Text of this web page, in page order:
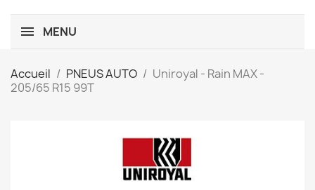
MENU
Accueil PNEUS AUTO
Uniroyal - Rain MAX -
205/65 R15 99T